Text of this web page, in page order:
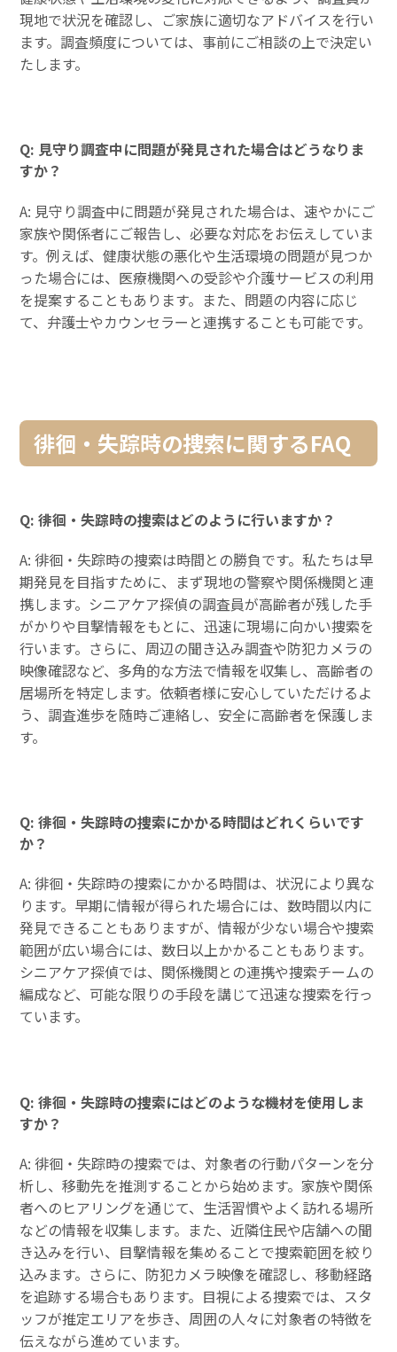
現地で状況を確認し、ご家族に適切なアドバイスを行い
ます。調査頻度については、事前にご相談の上で決定い
たします。
Q: 見守り調査中に問題が発見された場合はどうなりま
すか？
A: 見守り調査中に問題が発見された場合は、速やかにご
家族や関係者にご報告し、必要な対応をお伝えしていま
す。例えば、健康状態の悪化や生活環境の問題が見つか
った場合には、医療機関への受診や介護サービスの利用
を提案することもあります。また、問題の内容に応じ
て、弁護士やカウンセラーと連携することも可能です。
徘徊・失踪時の捜索に関するFAQ
Q: 徘徊・失踪時の捜索はどのように行いますか？
A: 徘徊・失踪時の捜索は時間との勝負です。私たちは早
期発見を目指すために、まず現地の警察や関係機関と連
携します。シニアケア探偵の調査員が高齢者が残した手
がかりや目撃情報をもとに、迅速に現場に向かい捜索を
行います。さらに、周辺の聞き込み調査や防犯カメラの
映像確認など、多角的な方法で情報を収集し、高齢者の
居場所を特定します。依頼者様に安心していただけるよ
う、調査進歩を随時ご連絡し、安全に高齢者を保護しま
す。
Q: 徘徊・失踪時の捜索にかかる時間はどれくらいです
か？
A: 徘徊・失踪時の捜索にかかる時間は、状況により異な
ります。早期に情報が得られた場合には、数時間以内に
発見できることもありますが、情報が少ない場合や捜索
範囲が広い場合には、数日以上かかることもあります。
シニアケア探偵では、関係機関との連携や捜索チームの
編成など、可能な限りの手段を講じて迅速な捜索を行っ
ています。
Q: 徘徊・失踪時の捜索にはどのような機材を使用しま
すか？
A: 徘徊・失踪時の捜索では、対象者の行動パターンを分
析し、移動先を推測することから始めます。家族や関係
者へのヒアリングを通じて、生活習慣やよく訪れる場所
などの情報を収集します。また、近隣住民や店舗への聞
き込みを行い、目撃情報を集めることで捜索範囲を絞り
込みます。さらに、防犯カメラ映像を確認し、移動経路
を追跡する場合もあります。目視による捜索では、スタ
ッフが推定エリアを歩き、周囲の人々に対象者の特徴を
伝えながら進めています。